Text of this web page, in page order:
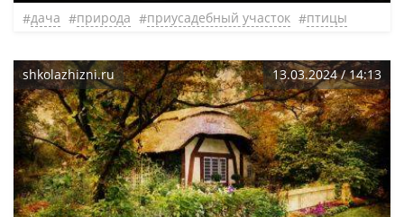
дача природа приусадебный участок птицы
shkolazhizni.ru 13.03.2024 / 14:13